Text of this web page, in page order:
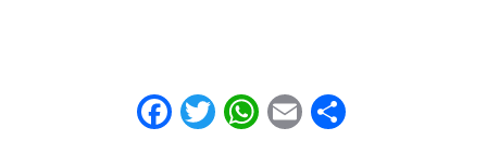
Facebook
Twitter
WhatsApp
EmailShare